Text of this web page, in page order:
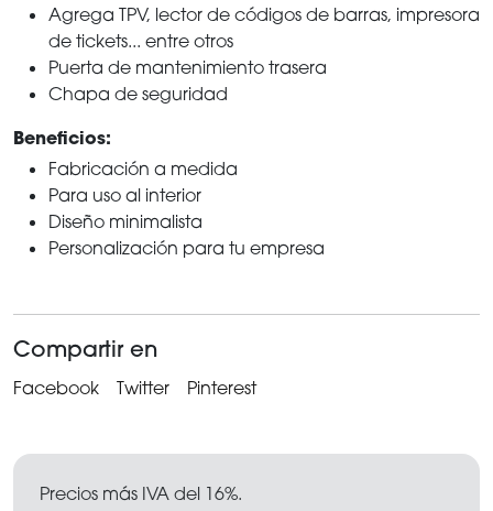
Agrega TPV, lector de códigos de barras, impresora
de tickets... entre otros
Puerta de mantenimiento trasera
Chapa de seguridad
Beneficios:
Fabricación a medida
Para uso al interior
Diseño minimalista
Personalización para tu empresa
Compartir en
Facebook Twitter Pinterest
Precios más IVA del 16%.